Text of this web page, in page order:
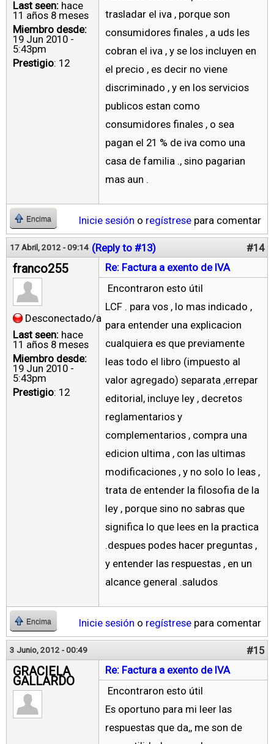
Last seen: hace
11 años 8 meses
Miembro desde:
19 Jun 2010 -
5:43pm
Prestigio: 12
trasladar el iva , porque son
consumidores finales , a uds les
cobran el iva , y se los incluyen en
el precio , es decir no viene
discriminado , y en los servicios
publicos estan como
consumidores finales , o sea
pagan el 21 % de iva como una
casa de familia ., sino pagarian
mas aun .
Encima Inicie sesión o regístrese para comentar
17 Abril, 2012 - 09:14 (Reply to #13) #14
franco255
Desconectado/a
Last seen: hace
11 años 8 meses
Miembro desde:
19 Jun 2010 -
5:43pm
Prestigio: 12
Re: Factura a exento de IVA
Encontraron esto útil
LCF . para vos , lo mas indicado ,
para entender una explicacion
cualquiera es que previamente
leas todo el libro (impuesto al
valor agregado) separata ,errepar
editorial, incluye ley , decretos
reglamentarios y
complementarios , compra una
edicion ultima , con las ultimas
modificaciones , y no solo lo leas ,
trata de entender la filosofia de la
ley , porque sino no sabras que
significa lo que lees en la practica
.despues podes hacer preguntas ,
y entender las respuestas , en un
alcance general .saludos
Encima Inicie sesión o regístrese para comentar
3 Junio, 2012 - 00:49 #15
GRACIELA
GALLARDO
Re: Factura a exento de IVA
Encontraron esto útil
Es oportuno para mi leer las
respuestas que da,, me son de